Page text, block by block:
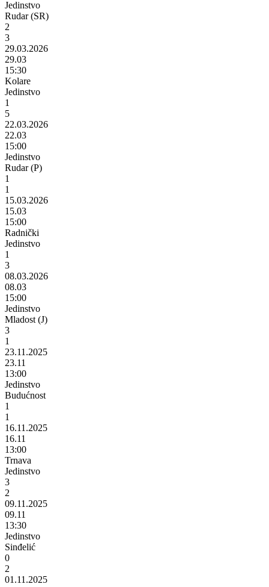
Jedinstvo
Rudar (SR)
2
3
29.03.2026
29.03
15:30
Kolare
Jedinstvo
1
5
22.03.2026
22.03
15:00
Jedinstvo
Rudar (P)
1
1
15.03.2026
15.03
15:00
Radnički
Jedinstvo
1
3
08.03.2026
08.03
15:00
Jedinstvo
Mladost (J)
3
1
23.11.2025
23.11
13:00
Jedinstvo
Budućnost
1
1
16.11.2025
16.11
13:00
Trnava
Jedinstvo
3
2
09.11.2025
09.11
13:30
Jedinstvo
Sinđelić
0
2
01.11.2025